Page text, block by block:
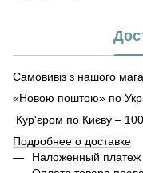
Самовивіз з нашого
«Новою поштою» по
Кур'єром по Києву – 100
Подробнее о доставке
Наложенный платеж